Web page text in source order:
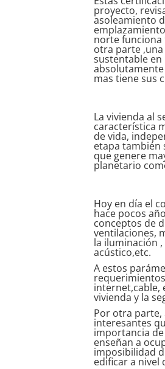
proyecto,
asoleamiento
norte funciona
otra parte
sustentable en
mas tiene sus
La vivienda al
característica
de vida,
etapa también
que genere
planetario
Hoy en día el
hace pocos
conceptos de
ventilaciones,
la iluminación
acústico,etc.
A estos
internet,cable,
vivienda y la
Por otra parte,
interesantes
importancia
enseñan a
imposibilidad
edificar a nivel